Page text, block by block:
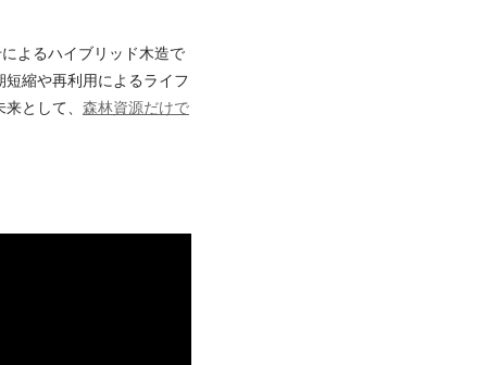
よるハイブリッド木造で
縮や再利用によるライフ
として、 森林資源だけで